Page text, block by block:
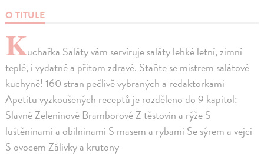
O TITULE
Kuchařka Saláty vám servíruje saláty lehké letní, zimní
teplé, i vydatné a přitom zdravé. Staňte se mistrem salátové
kuchyně! 160 stran pečlivě vybraných a redaktorkami
Apetitu vyzkoušených receptů je rozděleno do 9 kapitol:
Slavné Zeleninové Bramborové Z těstovin a rýže S
luštěninami a obilninami S masem a rybami Se sýrem a vejci
S ovocem Zálivky a krutony